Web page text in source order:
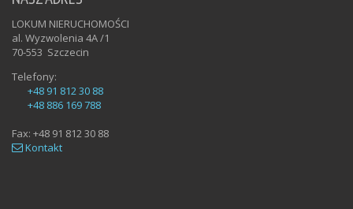
LOKUM NIERUCHOMOŚCI
al. Wyzwolenia 4A /1
70-553 Szczecin
Telefony:
+48 91 812 30 88
+48 886 169 788
Fax: +48 91 812 30 88
Kontakt